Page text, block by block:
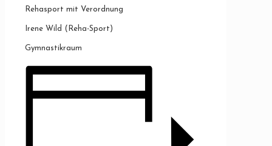
Rehasport mit Verordnung
Irene Wild (Reha-Sport)
Gymnastikraum